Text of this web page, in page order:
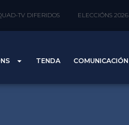
TV DIFERIDOS ELECCIÓNS 2026
TENDA COMUNICACIÓN